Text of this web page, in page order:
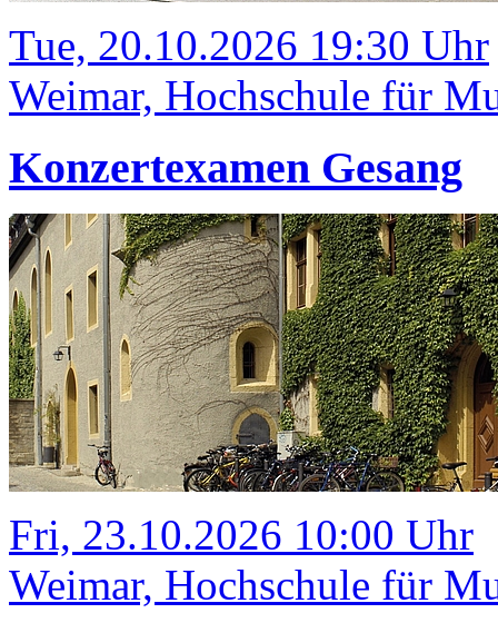
Tue, 20.10.2026 19:30 Uhr
Weimar, Hochschule für
Konzertexamen Gesang
Fri, 23.10.2026 10:00 Uhr
Weimar, Hochschule für